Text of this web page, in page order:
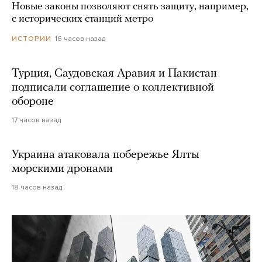
Новые законы позволяют снять защиту, например,
с исторических станций метро
ИСТОРИИ 16 часов назад
Турция, Саудовская Аравия и Пакистан
подписали соглашение о коллективной
обороне
17 часов назад
Украина атаковала побережье Ялты
морскими дронами
18 часов назад